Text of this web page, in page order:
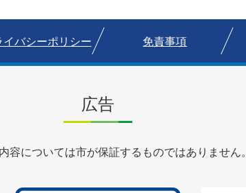
イバシーポリシー 免責事項
広告
容については市が保証するものではありません。